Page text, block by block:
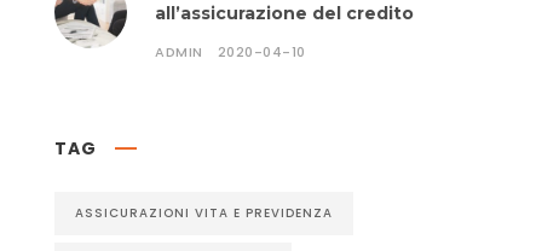
all’assicurazione del credito
ADMIN 2020-04-10
TAG
ASSICURAZIONI VITA E PREVIDENZA